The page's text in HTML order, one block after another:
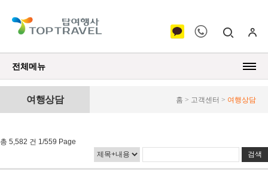
전체메뉴
홈 > 고객센터 > 여행상담
여행상담
총 5,582 건 1/559 Page